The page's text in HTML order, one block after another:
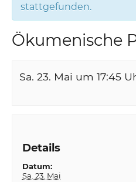
stattgefunden.
Ökumenische
Sa. 23. Mai um 17:45
Details
Datum:
Sa. 23. Mai